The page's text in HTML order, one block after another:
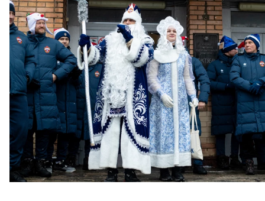
Новогодний праздник в Академии ПФК ЦСКА
27 ДЕКАБРЯ 2025 09:00